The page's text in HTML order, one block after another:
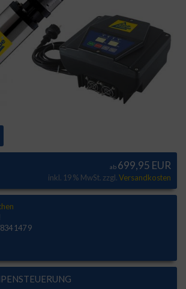
ab 699,95 EUR
inkl. 19 % MwSt. zzgl.Versandkosten
147 9